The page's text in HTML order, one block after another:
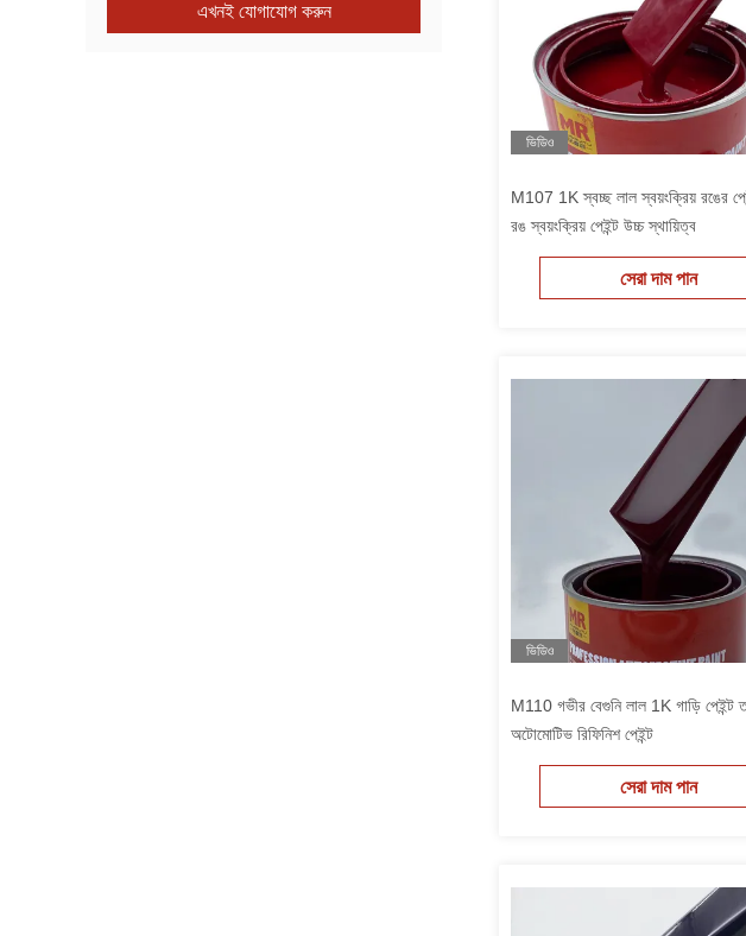
এখনই যোগাযোগ করুন
ভিডিও
M107 1K স্বচ্ছ লাল স্বয়ংক্রিয় রঙের
রঙ স্বয়ংক্রিয় পেইন্ট উচ্চ স্থায়িত্ব
সেরা দাম পান
ভিডিও
M110 গভীর বেগুনি লাল 1K গাড়ি পেইন্ট
অটোমোটিভ রিফিনিশ পেইন্ট
সেরা দাম পান